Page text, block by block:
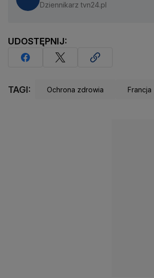
Dziennikarz tvn24.pl
UDOSTĘPNIJ:
TAGI: Ochrona zdrowia Francja